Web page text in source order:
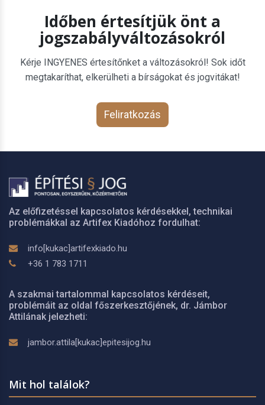
Időben értesítjük önt a
jogszabályváltozásokról
Kérje INGYENES értesítőnket a változásokról! Sok időt
megtakaríthat, elkerülheti a bírságokat és jogvitákat!
Feliratkozás
Az előfizetéssel kapcsolatos kérdésekkel, technikai
problémákkal az Artifex Kiadóhoz fordulhat:
info[kukac]artifexkiado.hu
+36 1 783 1711
A szakmai tartalommal kapcsolatos kérdéseit,
problémáit az oldal főszerkesztőjének, dr. Jámbor
Attilának jelezheti:
jambor.attila[kukac]epitesijog.hu
Mit hol találok?